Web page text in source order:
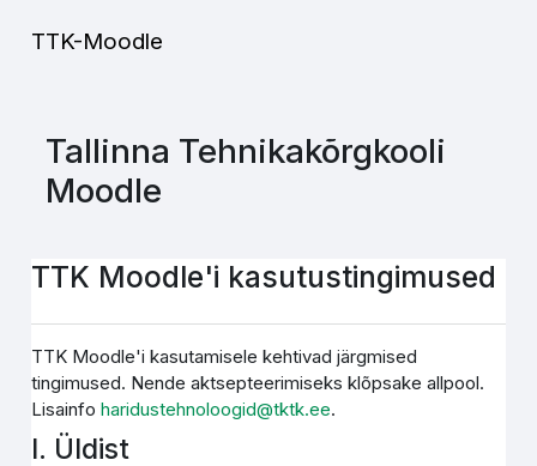
TTK-Moodle
Tallinna Tehnikakõrgkooli
Moodle
TTK Moodle'i kasutustingimused
TTK Moodle'i kasutamisele kehtivad järgmised
tingimused. Nende aktsepteerimiseks klõpsake allpool.
Lisainfoharidustehnoloogid@tktk.ee.
I. Üldist